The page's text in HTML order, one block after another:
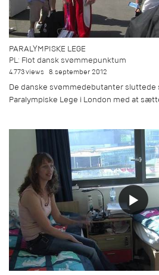
PARALYMPISKE LEGE
PL: Flot dansk svømmepunktum
4.773 views 8. september 2012
De danske svømmedebutanter
Paralympiske Lege i London med at